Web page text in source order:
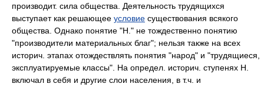
производит. сила общества. Деятельность трудящихся
выступает как решающее условие существования всякого
общества. Однако понятие "Н." не тождественно понятию
"производители материальных благ"; нельзя также на всех
историч. этапах отождествлять понятия "народ" и "трудящиеся,
эксплуатируемые классы". На определ. историч. ступенях Н.
включал в себя и другие слои населения, в т.ч. и